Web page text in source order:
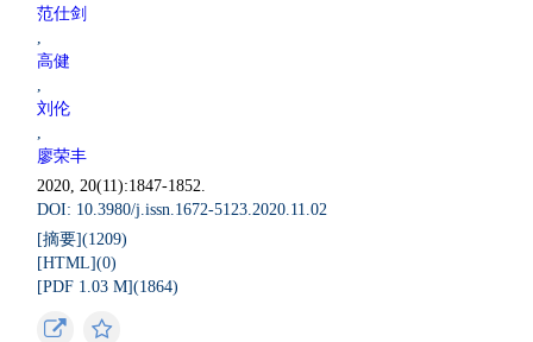
范仕剑
,
高健
,
刘伦
,
廖荣丰
2020, 20(11):1847-1852.
DOI: 10.3980/j.issn.1672-5123.2020.11.02
[摘要](1209)
[HTML](0)
[PDF 1.03 M](1864)